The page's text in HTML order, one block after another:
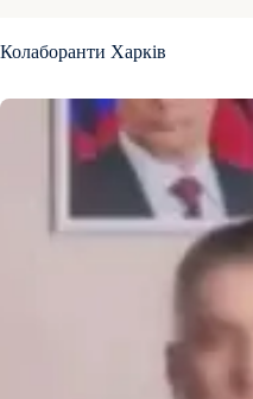
Колаборанти Харків